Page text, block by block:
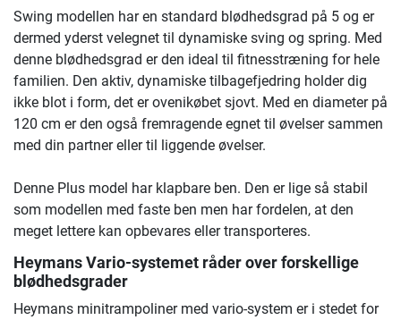
Swing modellen har en standard blødhedsgrad på 5 og er
dermed yderst velegnet til dynamiske sving og spring. Med
denne blødhedsgrad er den ideal til fitnesstræning for hele
familien. Den aktiv, dynamiske tilbagefjedring holder dig
ikke blot i form, det er ovenikøbet sjovt. Med en diameter på
120 cm er den også fremragende egnet til øvelser sammen
med din partner eller til liggende øvelser.
Denne Plus model har klapbare ben. Den er lige så stabil
som modellen med faste ben men har fordelen, at den
meget lettere kan opbevares eller transporteres.
Heymans Vario-systemet råder over forskellige
blødhedsgrader
Heymans minitrampoliner med vario-system er i stedet for